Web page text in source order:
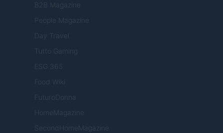
B2B Magazine
People Magazine
Day Travel
Tutto Gaming
ESG 365
Food Wiki
FuturoDonna
HomeMagazine
SecondHomeMagazine